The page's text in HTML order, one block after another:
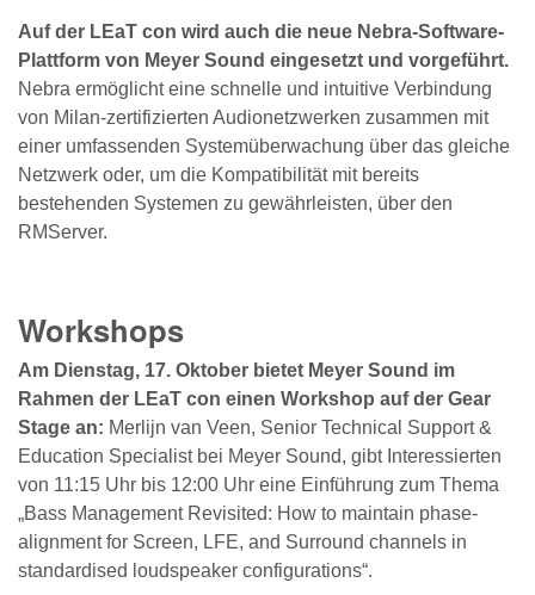
Auf der LEaT con wird auch die neue Nebra-Software-
Plattform von Meyer Sound eingesetzt und vorgeführt.
Nebra ermöglicht eine schnelle und intuitive Verbindung
von Milan-zertifizierten Audionetzwerken zusammen mit
einer umfassenden Systemüberwachung über das gleiche
Netzwerk oder, um die Kompatibilität mit bereits
bestehenden Systemen zu gewährleisten, über den
RMServer.
Workshops
Am Dienstag, 17. Oktober bietet Meyer Sound im
Rahmen der LEaT con einen Workshop auf der Gear
Stage an: Merlijn van Veen, Senior Technical Support &
Education Specialist bei Meyer Sound, gibt Interessierten
von 11:15 Uhr bis 12:00 Uhr eine Einführung zum Thema
„Bass Management Revisited: How to maintain phase-
alignment for Screen, LFE, and Surround channels in
standardised loudspeaker configurations“.